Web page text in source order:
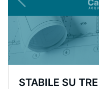
STABILE SU